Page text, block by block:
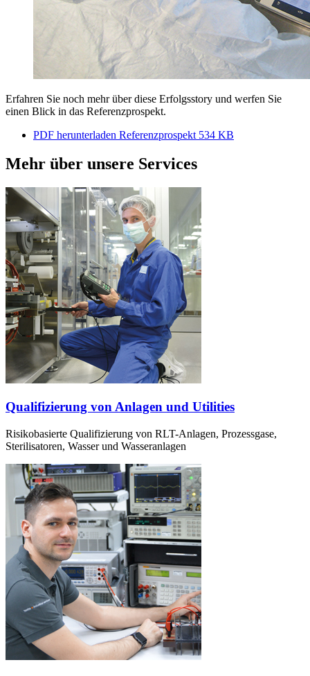
Erfahren Sie noch mehr über diese Erfolgsstory und werfen Sie
einen Blick in das Referenzprospekt.
PDF herunterladen Referenzprospekt 534 KB
Mehr über unsere Services
Qualifizierung von Anlagen und Utilities
Risikobasierte Qualifizierung von RLT-Anlagen, Prozessgase,
Sterilisatoren, Wasser und Wasseranlagen